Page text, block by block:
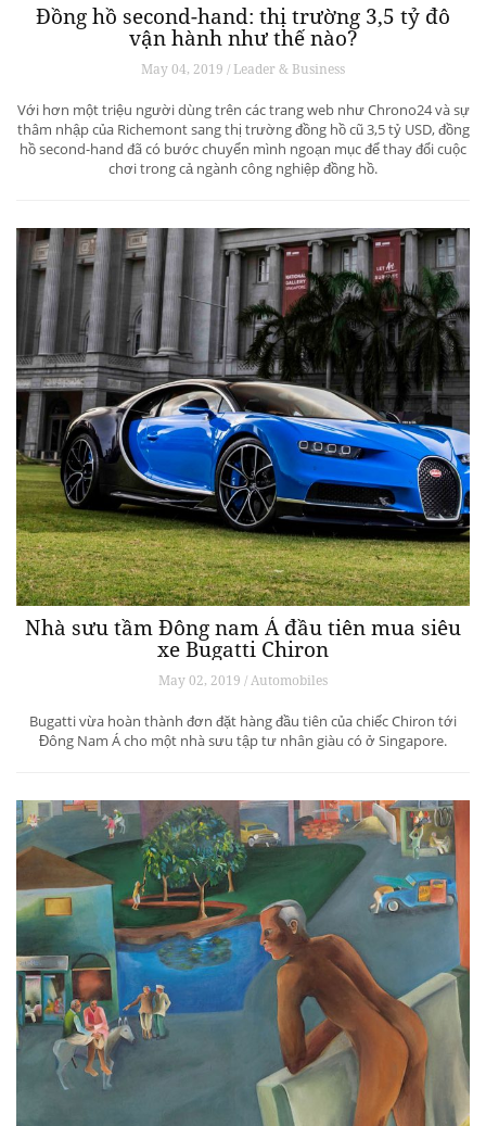
Đồng hồ second-hand: thị trường 3,5 tỷ đô
vận hành như thế nào?
May 04, 2019 / Leader & Business
Với hơn một triệu người dùng trên các trang web như Chrono24 và sự
thâm nhập của Richemont sang thị trường đồng hồ cũ 3,5 tỷ USD, đồng
hồ second-hand đã có bước chuyển mình ngoạn mục để thay đổi cuộc
chơi trong cả ngành công nghiệp đồng hồ.
Nhà sưu tầm Đông nam Á đầu tiên mua siêu
xe Bugatti Chiron
May 02, 2019 / Automobiles
Bugatti vừa hoàn thành đơn đặt hàng đầu tiên của chiếc Chiron tới
Đông Nam Á cho một nhà sưu tập tư nhân giàu có ở Singapore.